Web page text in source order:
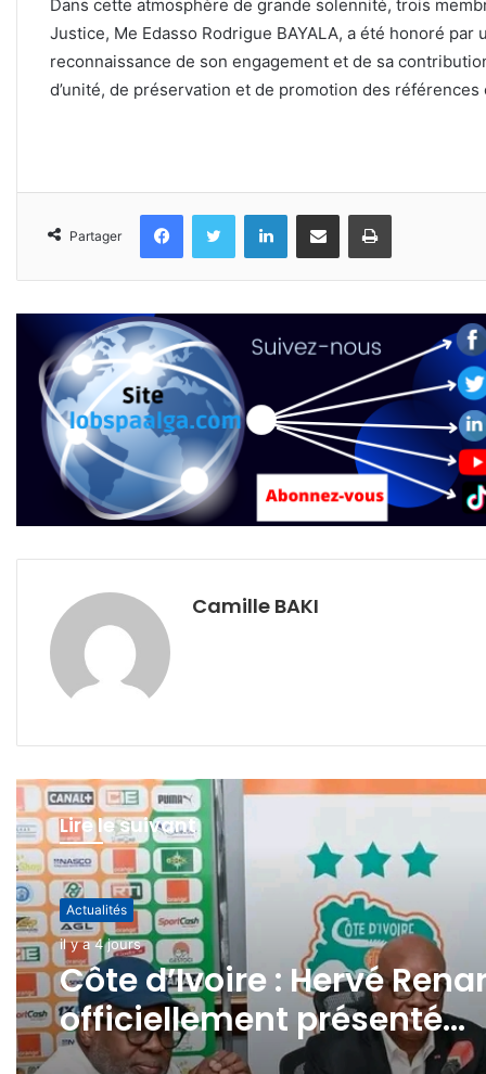
Dans cette atmosphère de grande solennité, trois
Justice, Me Edasso Rodrigue BAYALA, a été honoré
reconnaissance de son engagement et de sa
d’unité, de préservation et de promotion des
Partager
FacebookTwitter LinkedinPartager par email Imprimer
Camille BAKI
Lire le suivant
Actualités
il y a 4 jours
Actualités
il y a 3 semaines
Lutte contre le grand